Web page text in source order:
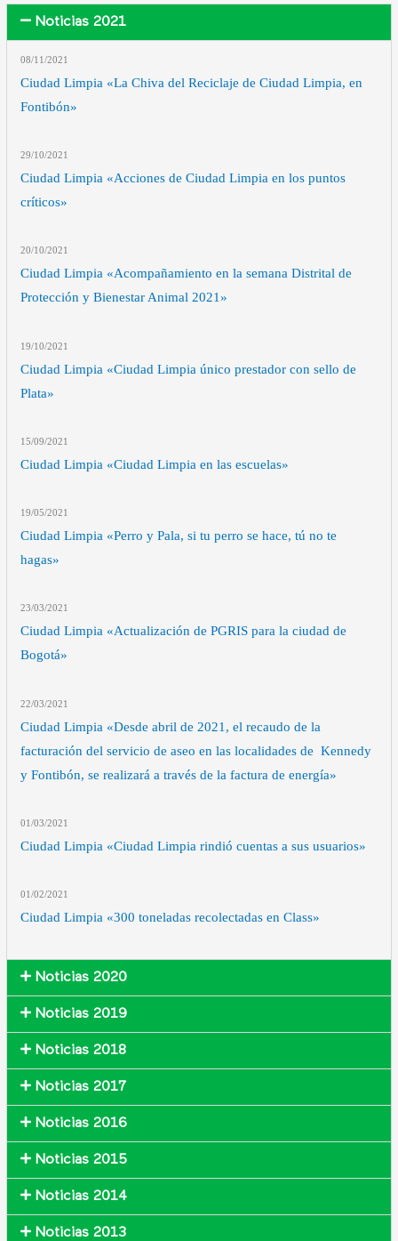
Noticias 2021
08/11/2021
Ciudad Limpia «La Chiva del Reciclaje de Ciudad Limpia, en
Fontibón»
29/10/2021
Ciudad Limpia «Acciones de Ciudad Limpia en los puntos
críticos»
20/10/2021
Ciudad Limpia «Acompañamiento en la semana Distrital de
Protección y Bienestar Animal 2021»
19/10/2021
Ciudad Limpia «Ciudad Limpia único prestador con sello de
Plata»
15/09/2021
Ciudad Limpia «Ciudad Limpia en las escuelas»
19/05/2021
Ciudad Limpia «Perro y Pala, si tu perro se hace, tú no te
hagas»
23/03/2021
Ciudad Limpia «Actualización de PGRIS para la ciudad de
Bogotá»
22/03/2021
Ciudad Limpia «Desde abril de 2021, el recaudo de la
facturación del servicio de aseo en las localidades de Kennedy
y Fontibón, se realizará a través de la factura de energía»
01/03/2021
Ciudad Limpia «Ciudad Limpia rindió cuentas a sus usuarios»
01/02/2021
Ciudad Limpia «300 toneladas recolectadas en Class»
Noticias 2020
Noticias 2019
Noticias 2018
Noticias 2017
Noticias 2016
Noticias 2015
Noticias 2014
Noticias 2013